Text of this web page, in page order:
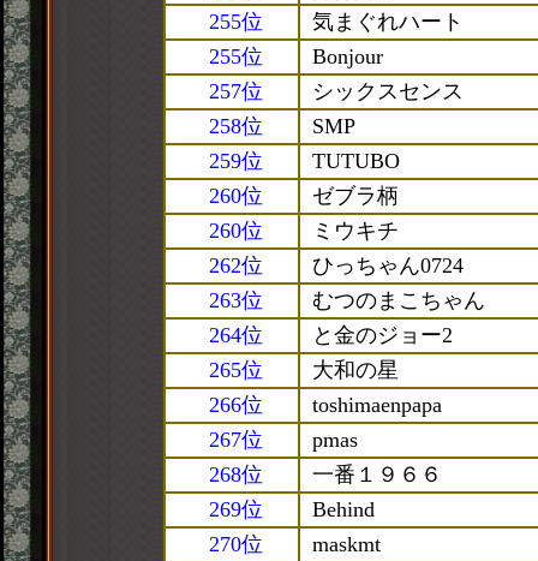
255位
気まぐれハート
255位
Bonjour
257位
シックスセンス
258位
SMP
259位
TUTUBO
260位
ゼブラ柄
260位
ミウキチ
262位
ひっちゃん0724
263位
むつのまこちゃん
264位
と金のジョー2
265位
大和の星
266位
toshimaenpapa
267位
pmas
268位
一番１９６６
269位
Behind
270位
maskmt